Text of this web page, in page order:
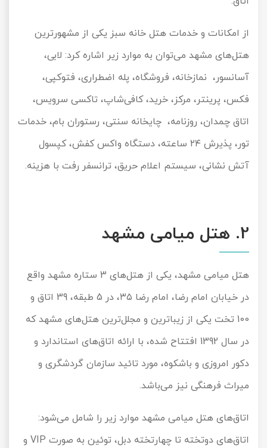
از امکانات و خدمات هتل خانه سبز یکی از مشهورترین
هتل‌های مشهد می‌توان به موارد زیر اشاره کرد: لابی،
آسانسور، نمازخانه، فروشگاه، پله اضطراری، فتوکپی،
فکس، پرینتر، مرکز، خرید، کافیشاپ، تاکسی سرویس،
اتاق چمدان، روزنامه، چایخانه سنتی، رستوران بام، خدمات
تور، پذیرش ۲۴ ساعته، دستگاه واکس کفش، کپسول
آتش نشانی، سیستم اعلام حریق، ترانسفر رفت با هزینه.
2. هتل میامی مشهد
هتل میامی مشهد، یکی از هتل‌های 3 ستاره مشهد واقع
در خیابان امام رضا، امام رضا ۳۵، در
5 طبقه، 39 اتاق و
100 تخت یکی از زیباترین و مجلل‌ترین هتل‌های مشهد که
در سال 1392 افتتاح شده، با ارائه اتاق‌های استاندارد و
دکور امروزی و باشکوه، مورد تائید سازمان گردشگری و
میراث فرهنگی نیز می‌باشد.
اتاق‌های هتل میامی مشهد موارد زیر را شامل می‌شود:
اتاق‌های دوتخته تا چهارتخته دبل، توئین به صورت VIP و